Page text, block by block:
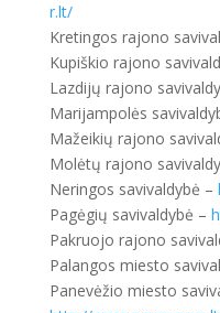
r.lt/
Kretingos rajono
Kupiškio rajono
Lazdijų rajono
Marijampolės
Mažeikių rajono
Molėtų rajono
Neringos savivaldybė –
Pagėgių savivaldybė –
Pakruojo rajono
Palangos miesto
Panevėžio miesto